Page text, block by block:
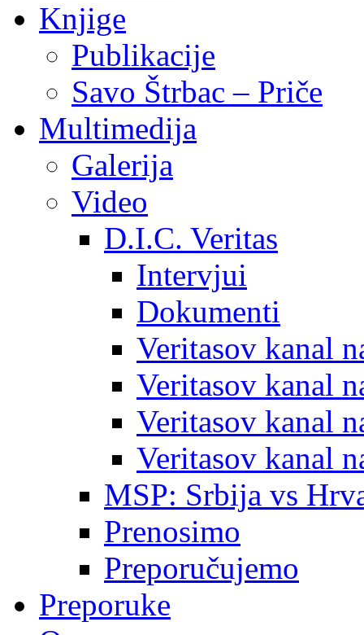
Knjige
Publikacije
Savo Štrbac – Priče
Multimedija
Galerija
Video
D.I.C. Veritas
Intervjui
Dokumenti
Veritasov kanal
Veritasov kanal
Veritasov kanal
Veritasov kanal
MSP: Srbija vs
Prenosimo
Preporučujemo
Preporuke